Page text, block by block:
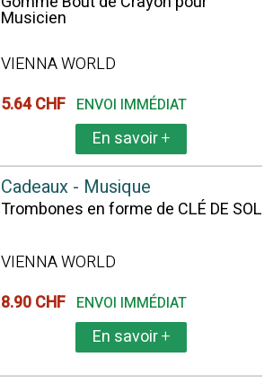
Musicien
VIENNA WORLD
5.64 CHF ENVOI IMMÉDIAT
En savoir+
Cadeaux - Musique
Trombones en forme de CLÉ DE SOL
VIENNA WORLD
8.90 CHF ENVOI IMMÉDIAT
En savoir+